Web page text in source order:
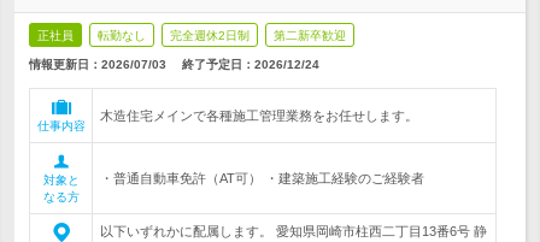
正社員 転勤なし 完全週休2日制 第二新卒歓迎
情報更新日：2026/07/03 終了予定日： 2026/12/24
仕事内容
木造住宅メインで各種施工管理業務をお任せします。
対象と
なる方
・普通自動車免許（AT可） ・建築施工経験のご経験者
以下いずれかに配属します。 愛知県岡崎市柱西二丁目13番6号 静